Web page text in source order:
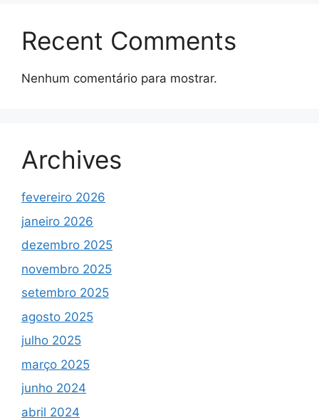
Recent Comments
Nenhum comentário para mostrar.
Archives
fevereiro 2026
janeiro 2026
dezembro 2025
novembro 2025
setembro 2025
agosto 2025
julho 2025
março 2025
junho 2024
abril 2024